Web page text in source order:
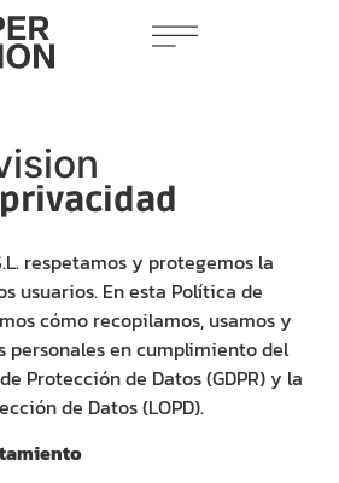
respetamos y protegemos la
usuarios. En esta Política de
cómo recopilamos, usamos y
personales en cumplimiento del
Protección de Datos (GDPR) y la
de Datos (LOPD).